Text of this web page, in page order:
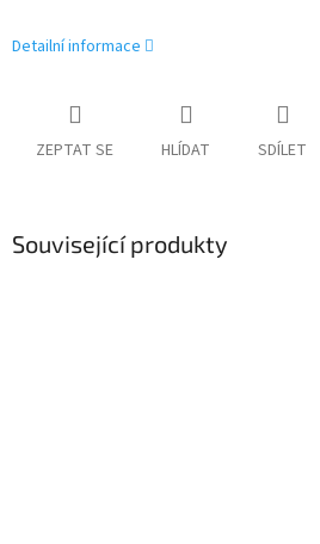
Detailní informace
ZEPTAT SE HLÍDAT SDÍLET
Související produkty